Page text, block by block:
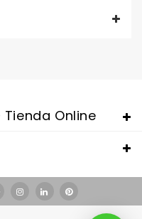
Online
prepare all kinds of gifts,